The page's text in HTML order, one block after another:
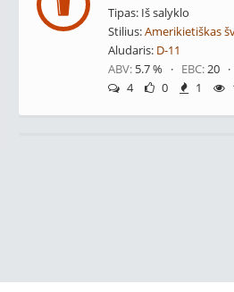
Tipas: Iš salyklo
Stilius:Amerikietiškas
Aludaris: D-11
ABV: 5.7 % · EBC:20 ·
4
0 1